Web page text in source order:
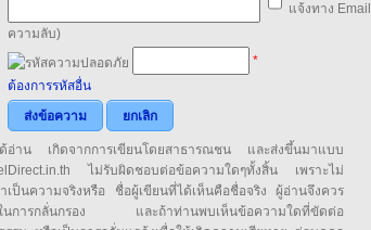
แจ้งทาง
ความลับ)
*
ต้องการรหัสอื่น
ส่งข้อความ
ยกเลิก
อ่าน เกิดจากการเขียนโดยสาธารณชน และส่งขึ้นมาแบบ
ไม่รับผิดชอบต่อข้อความใดๆทั้งสิ้น เพราะไม่
เป็นความจริงหรือ ชื่อผู้เขียนที่ได้เห็นคือชื่อจริง ผู้อ่านจึงควร
นการกลั่นกรอง และถ้าท่านพบเห็นข้อความใดที่ขัดต่อ